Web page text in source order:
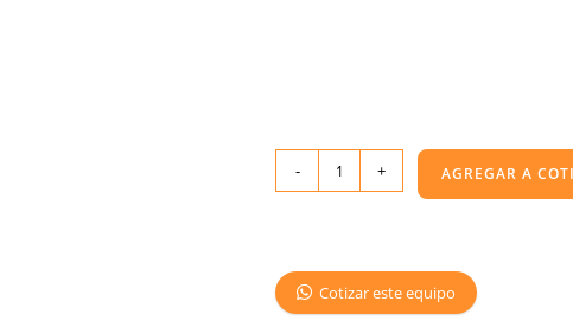
- + AGREGAR A
Cotizar este equipo